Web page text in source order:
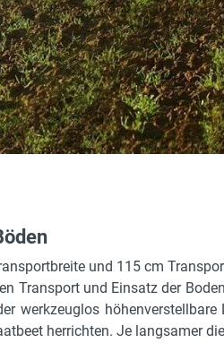
und 115 cm
Transport und Einsatz der
werkzeuglos
herrichten. Je langsamer